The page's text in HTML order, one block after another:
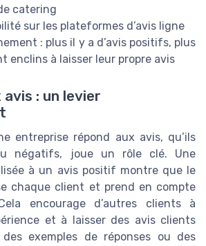
catering
sur les plateformes d’avis ligne
: plus il y a d’avis positifs, plus
enclins à laisser leur propre avis
avis : un levier
entreprise répond aux avis, qu’ils
négatifs, joue un rôle clé. Une
à un avis positif montre que le
chaque client et prend en compte
encourage d’autres clients à
et à laisser des avis clients
exemples de réponses ou des